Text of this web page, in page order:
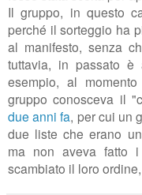
Il gruppo, in questo
perché il sorteggio ha
al manifesto, senza
tuttavia, in passato è
esempio, al
gruppo conosceva il
due anni fa, per cui un
due liste che erano
ma non aveva fatto
scambiato il loro